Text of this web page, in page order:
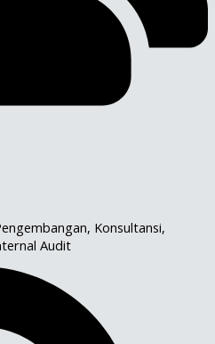
Konsultansi,
Audit